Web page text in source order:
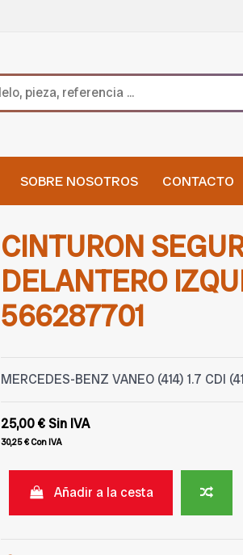
SOBRE NOSOTROS CONTACTO
CINTURON
DELANTERO
566287701
MERCEDES-BENZ VANEO (414) 1.7 CDI
25,00 €Sin IVA
30,25 €Con IVA
Añadir a la cesta